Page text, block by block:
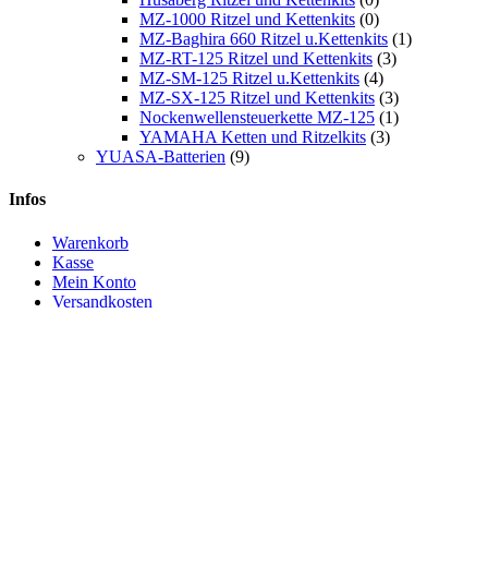
MZ-1000 Ritzel und Kettenkits (0)
MZ-Baghira 660 Ritzel u.Kettenkits (1)
MZ-RT-125 Ritzel und Kettenkits (3)
MZ-SM-125 Ritzel u.Kettenkits (4)
MZ-SX-125 Ritzel und Kettenkits (3)
Nockenwellensteuerkette MZ-125 (1)
YAMAHA Ketten und Ritzelkits (3)
YUASA-Batterien (9)
Infos
Warenkorb
Kasse
Mein Konto
Versandkosten